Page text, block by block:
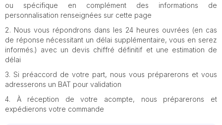
ou spécifique en complément des informations de
personnalisation renseignées sur cette page
Nous vous répondrons dans les 24 heures ouvrées (en cas
de réponse nécessitant un délai supplémentaire, vous en serez
informés.) avec un devis chiffré définitif et une estimation de
délai
Si préaccord de votre part, nous vous préparerons et vous
adresserons un BAT pour validation
À réception de votre acompte, nous préparerons et
expédierons votre commande